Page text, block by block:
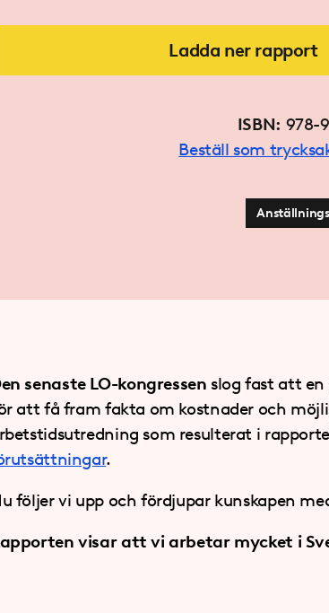
Ladda ner rapport
ISBN: 978-
Beställ som
senaste LO-kongressen slog fast att
att få fram fakta om kostnader och
som resulterat i
.
följer vi upp och fördjupar kunskapen
visar att vi arbetar mycket i